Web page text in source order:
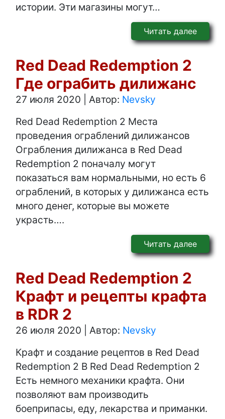
истории. Эти магазины могут…
Читать далее
Red Dead Redemption 2
Где ограбить дилижанс
27 июля 2020 Автор: Nevsky
Red Dead Redemption 2 Места
проведения ограблений дилижансов
Ограбления дилижанса в Red Dead
Redemption 2 поначалу могут
показаться вам нормальными, но есть 6
ограблений, в которых у дилижанса есть
много денег, которые вы можете
украсть….
Читать далее
Red Dead Redemption 2
Крафт и рецепты крафта
в RDR 2
26 июля 2020 Автор: Nevsky
Крафт и создание рецептов в Red Dead
Redemption 2 В Red Dead Redemption 2
Есть немного механики крафта. Они
позволяют вам производить
боеприпасы, еду, лекарства и приманки.